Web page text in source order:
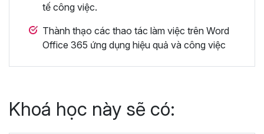
tế công việc.
Thành thạo các thao tác làm việc trên Word
Office 365 ứng dụng hiệu quả và công việc
Khoá học này sẽ có: